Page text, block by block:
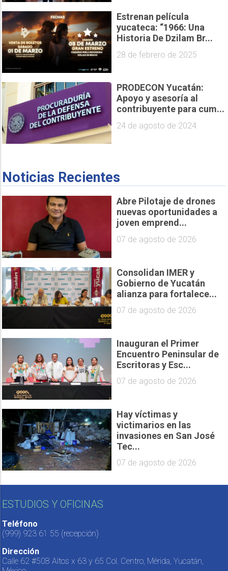
Estrenan película
yucateca: “1966: Una
Historia De Dzilam Br...
28 de febrero de 2025
PRODECON Yucatán:
Apoyo y asesoría al
contribuyente para cum...
24 de agosto de 2024
Noticias Recientes
Abre Pilotaje de drones
nuevas oportunidades a
joven emprend...
07 de agosto de 2026
Consolidan IMER y
Gobierno de Yucatán
alianza para fortalece...
07 de agosto de 2026
Inauguran el Primer
Encuentro Peninsular de
Escritoras y Esc...
07 de agosto de 2026
Hay víctimas y
victimarios en las
invasiones en San José
Tec...
07 de agosto de 2026
ESTUDIOS Y OFICINAS
Teléfono
(999) 923 61 55 (recepción)
Dirección
Calle 62 #508 Altos x 63 y 65 Col. Centro, Mérida, Yucatán,